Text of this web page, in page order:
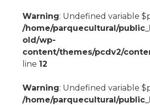
Warning: Undefined variable
/home/parquecultural/
old/wp-
content/themes/pcdv2/
line 12
Warning: Undefined variable
/home/parquecultural/